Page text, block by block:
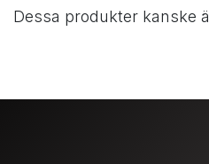
Dessa produkter kanske